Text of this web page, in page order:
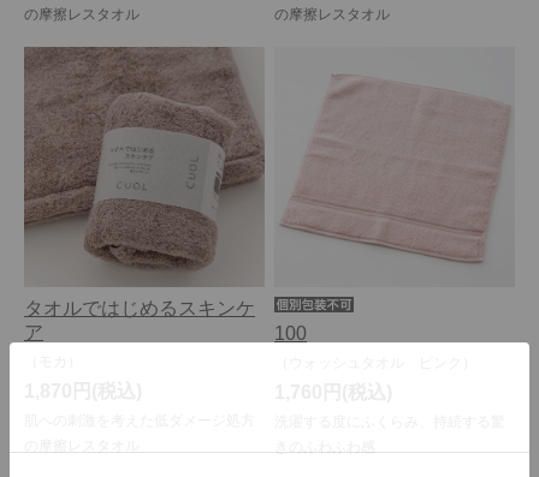
の摩擦レスタオル
の摩擦レスタオル
タオルではじめるスキンケ
ア
100